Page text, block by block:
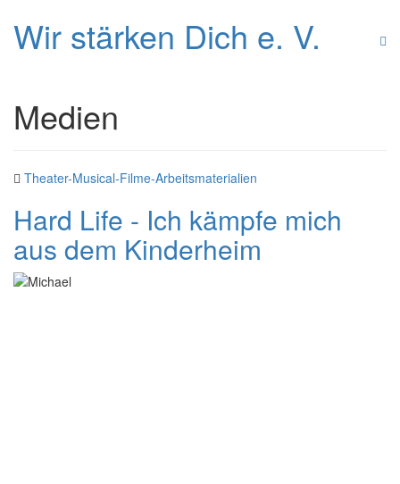
Wir stärken Dich e. V.
Medien
Theater-Musical-Filme-Arbeitsmaterialien
Hard Life - Ich kämpfe mich
aus dem Kinderheim